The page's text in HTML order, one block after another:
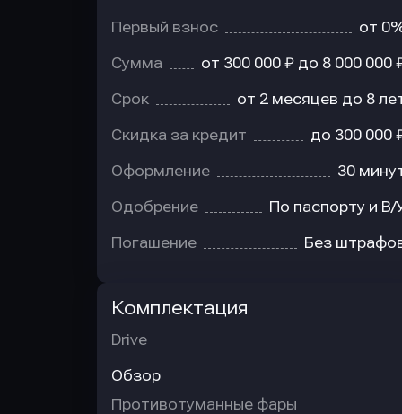
Первый взнос от
Сумма от 300 000 ₽ до 8 000 000
Срок от 2 месяцев до 8
Скидка за кредит до 300 000
Оформление 30
Одобрение По паспорту и В/
Погашение Без
Комплектация
Drive
Обзор
Противотуманные фары